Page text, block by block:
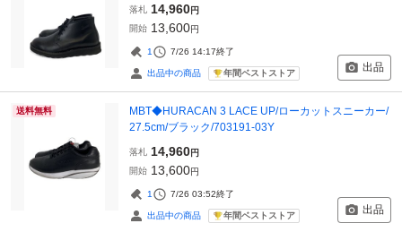
落札 14,960円
開始 13,600円
1 7/26 14:17終了
出品中の商品 年間ベストストア 出品
送料無料
MBT◆HURACAN 3 LACE UP/ローカットスニーカー/
27.5cm/ブラック/703191-03Y
落札 14,960円
開始 13,600円
1 7/26 03:52終了
出品中の商品 年間ベストストア 出品